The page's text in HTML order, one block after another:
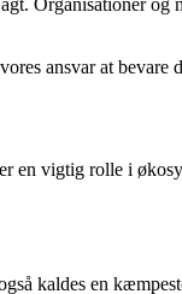
Organisationer
ansvar at
en vigtig rolle i
kaldes en